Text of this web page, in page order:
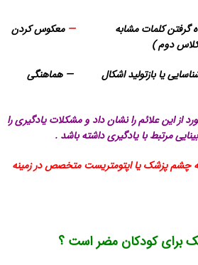
گرفتن کلمات مشابه — معکوس کردن
دوم )
یا بازتولید اشکال — هماهنگی
از این علائم را نشان داد و مشکلات یادگیری را
مرتبط با یادگیری داشته باشد .
به چشم پزشک یا اپتومتریست متخصص در زمینه
برای کودکان مضر است ؟